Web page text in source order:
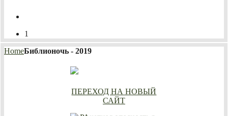
1
HomeБиблионочь - 2019
ПЕРЕХОД НА НОВЫЙ
САЙТ